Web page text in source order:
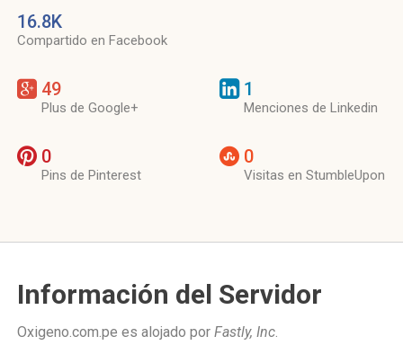
16.8K
Compartido en Facebook
49
Plus de Google+
1
Menciones de Linkedin
0
Pins de Pinterest
0
Visitas en StumbleUpon
Información del Servidor
Oxigeno.com.pe es alojado por Fastly, Inc.